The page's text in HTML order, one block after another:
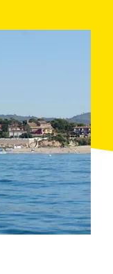
caminades,
el tram del
que arriba fins a
adherida a la
per